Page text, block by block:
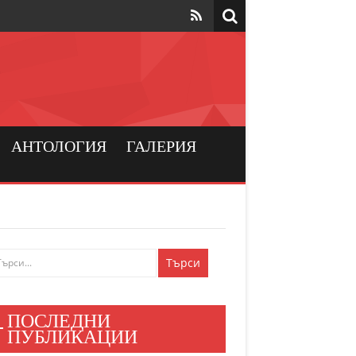
хората
мир
хора
АНТОЛОГИЯ
ГАЛЕРИЯ
ПОСЛЕДНИ
ПУБЛИКАЦИИ